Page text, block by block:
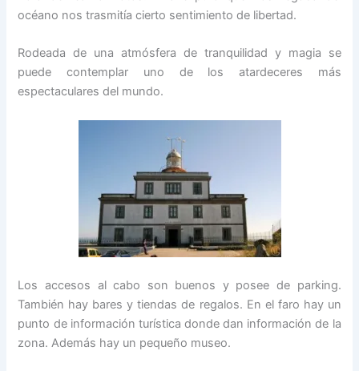
océano nos trasmitía cierto sentimiento de libertad.
Rodeada de una atmósfera de tranquilidad y magia se
puede contemplar uno de los atardeceres más
espectaculares del mundo.
Los accesos al cabo son buenos y posee de parking.
También hay bares y tiendas de regalos. En el faro hay un
punto de información turística donde dan información de la
zona. Además hay un pequeño museo.